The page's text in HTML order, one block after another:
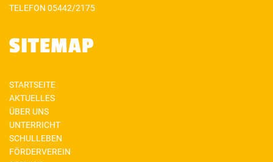
TELEFON 05442/2175
SITEMAP
STARTSEITE
AKTUELLES
ÜBER UNS
UNTERRICHT
SCHULLEBEN
FÖRDERVEREIN